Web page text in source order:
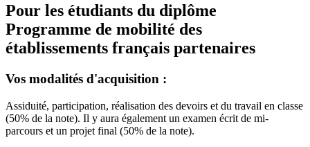
Pour les étudiants du diplôme
Programme de mobilité des
établissements français partenaires
Vos modalités d'acquisition :
Assiduité, participation, réalisation des devoirs et du travail en classe
(50% de la note). Il y aura également un examen écrit de mi-
parcours et un projet final (50% de la note).